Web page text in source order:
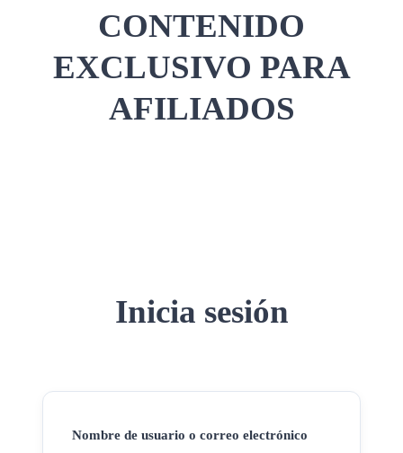
CONTENIDO
EXCLUSIVO PARA
AFILIADOS
Inicia sesión
Nombre de usuario o correo electrónico